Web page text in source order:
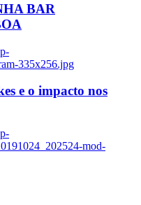
BAR
335x256.jpg
e o impacto nos
mod-